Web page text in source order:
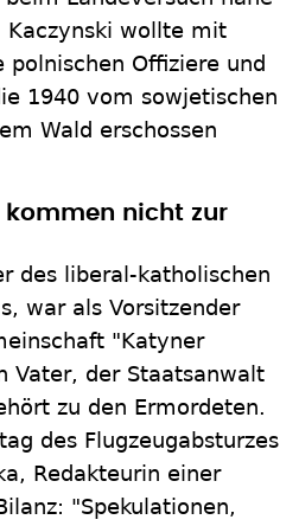
Kaczynski wollte mit
polnischen Offiziere und
1940 vom sowjetischen
Wald erschossen
kommen nicht zur
des liberal-katholischen
war als Vorsitzender
"Katyner
Vater, der Staatsanwalt
zu den Ermordeten.
des Flugzeugabsturzes
Redakteurin einer
"Spekulationen,